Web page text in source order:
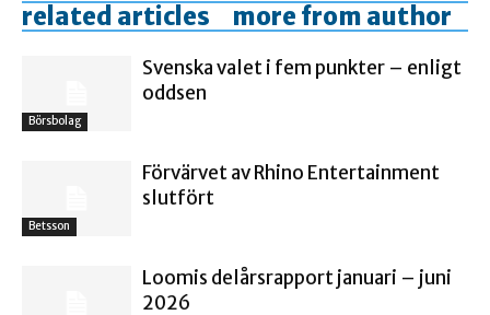
related articles more from author
Börsbolag
Svenska valet i fem punkter – enligt
oddsen
Betsson
Förvärvet av Rhino Entertainment
slutfört
Loomis delårsrapport januari – juni
2026